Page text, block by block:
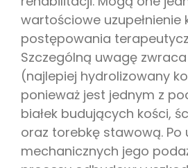
wartościowe
postępowania
Szczególną uwagę
(najlepiej hydrolizowany
ponieważ jest jednym z
białek budujących kości,
oraz torebkę stawową. Po
mechanicznych jego